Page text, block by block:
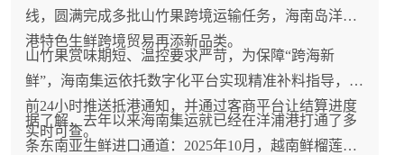
线，圆满完成多批山竹果跨境运输任务，海南岛洋浦
港特色生鲜跨境贸易再添新品类。
山竹果赏味期短、温控要求严苛，为保障“跨海新
鲜”，海南集运依托数字化平台实现精准补料指导，提
前24小时推送抵港通知，并通过客商平台让结算进度
实时可查。
据了解，去年以来海南集运就已经在洋浦港打通了多
条东南亚生鲜进口通道：2025年10月，越南鲜榴莲通